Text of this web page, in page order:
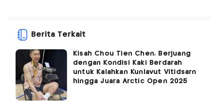
Berita Terkait
Kisah Chou Tien Chen, Berjuang
dengan Kondisi Kaki Berdarah
untuk Kalahkan Kunlavut Vitidsarn
hingga Juara Arctic Open 2025